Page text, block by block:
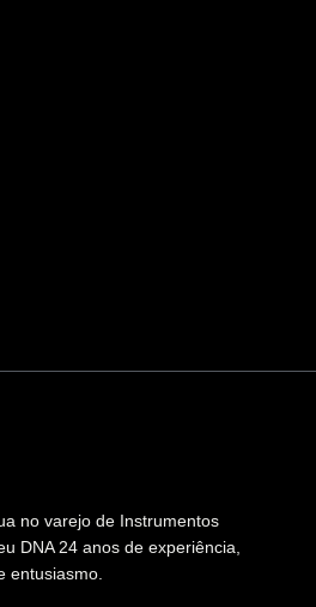
no varejo de Instrumentos
DNA 24 anos de experiência,
entusiasmo.